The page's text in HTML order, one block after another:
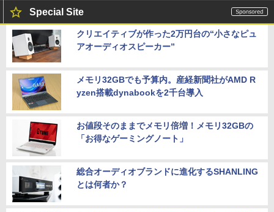
Special Site
クリエイティブが作った2万円台の“小さなピュ
アオーディオスピーカー”
メモリ32GBでも予算内。産経新聞社がAMD R
yzen搭載dynabookを2千台導入
お値段そのままでメモリ倍増！メモリ32GBの
「お得なゲーミングノート」
総合オーディオブランドに進化するSHANLING
とは何者か？